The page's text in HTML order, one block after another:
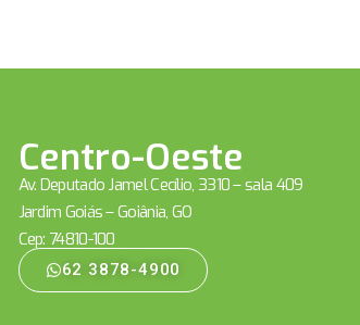
Centro-Oeste
Av. Deputado Jamel Cecílio, 3310 – sala 409
Jardim Goiás – Goiânia, GO
Cep: 74810-100
62 3878-4900